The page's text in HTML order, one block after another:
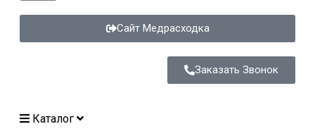
Сайт Медрасходка
Заказать Звонок
Каталог